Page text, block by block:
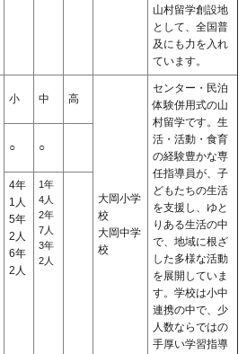
山村留学創設地
として、全国普
及にも力を入れ
ています。
小 中 高
大岡小学
校
大岡中学
校
センター・民泊
体験併用式の山
村留学です。生
活・活動・食育
の経験豊かな専
任指導員が、子
どもたちの生活
を支援し、ゆと
りある生活の中
で、地域に根ざ
した多様な活動
を展開していま
す。学校は小中
連携の中で、少
人数ならではの
手厚い学習指導
○ ○
4年
1人
5年
2人
6年
2人
1年
4人
2年
7人
3年
2人